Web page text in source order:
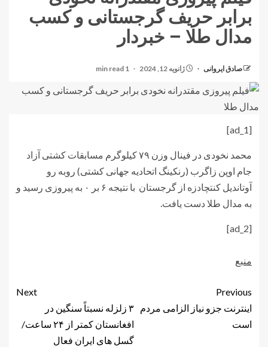
برابر حریف گرجستانی و کسب
مدال طلا – خبردار
صادق ایروانی ژانویه 12, 2024 1 min read
[ad_1]
محمد نخودی در فینال وزن ۷۹ کیلوگرم مسابقات کشتی آزاد
جام اوپن زاگرب (رنکینگ اتحادیه جهانی کشتی) روبه رو
آوتاندیل کنتچادزه از گرجستان با نتیجه ۶ بر ۰ به پیروزی رسید و
به مدال طلا دست یافت.
[ad_2]
منبع
Previous
اینترنت جزو نیاز الزامی مردم
است
Next
۳ زلزله نسبتاً سنگین در
افغانستان کمتر از ۲۴ ساعت/
گسل های ایران فعال